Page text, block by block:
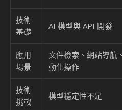
技術
基礎
AI 模型與 API 開發
應用
場景
文件檢索、網站導航
動化操作
技術
挑戰
模型穩定性不足